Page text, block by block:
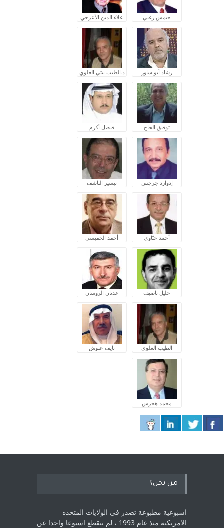
جيمس زغبي علاء الدين الأعرجي
رشاد أبو شاور د.الطيب بيتي العلوي
توفيق الحاج فيصل أكرم
إدوارد جرجس تيسير الناشف
أحمد ختّاوي أحمد الخميسي
خليل ناصيف عدنان الروسان
الطيب العلوي نايف عبوش
محمد هجرس
من نحن؟
اسبوعية مطبوعة تصدر في الولايات المتحده
الامريكية منذ عام 1993 ، لم ‏تنقطع اسبوعا واحدا عن